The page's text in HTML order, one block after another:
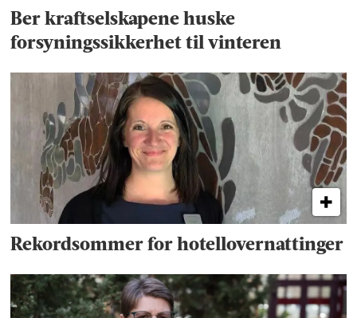
Ber kraftselskapene huske
forsyningssikkerhet til vinteren
Rekordsommer for hotellovernattinger